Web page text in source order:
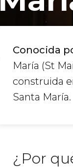
Conocida
María (St
construida
Santa María.
¿Por